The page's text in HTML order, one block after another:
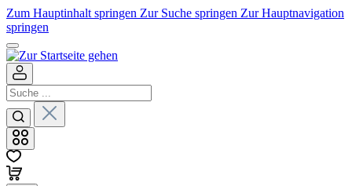
Zum Hauptinhalt springen Zur Suche springen Zur Hauptnavigation
springen